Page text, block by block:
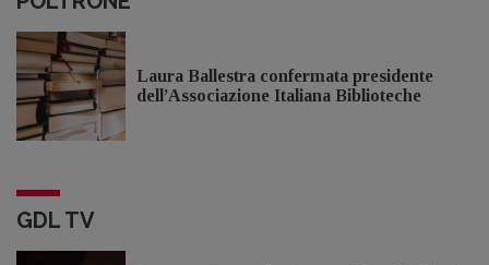
Laura Ballestra confermata presidente
dell’Associazione Italiana Biblioteche
GDL TV